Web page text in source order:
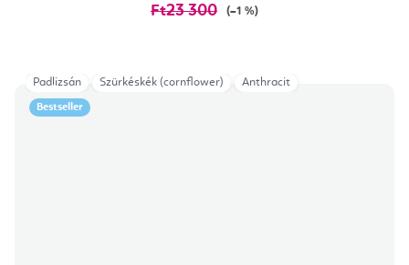
Ft23 300 (–1 %)
Bestseller
Padlizsán Szürkéskék (cornflower) Anthracit